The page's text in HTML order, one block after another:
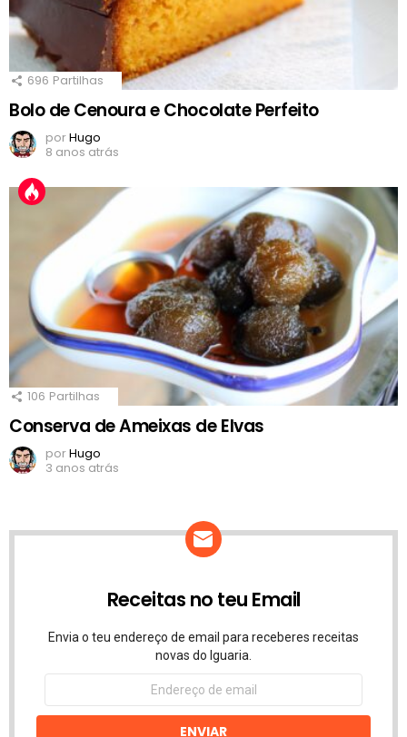
696 Partilhas
Bolo de Cenoura e Chocolate Perfeito
porHugo
8 anos atrás
106 Partilhas
Conserva de Ameixas de Elvas
porHugo
3 anos atrás
Receitas no teu Email
Envia o teu endereço de email para receberes receitas
novas do Iguaria.
Endereço
email
ENVIAR